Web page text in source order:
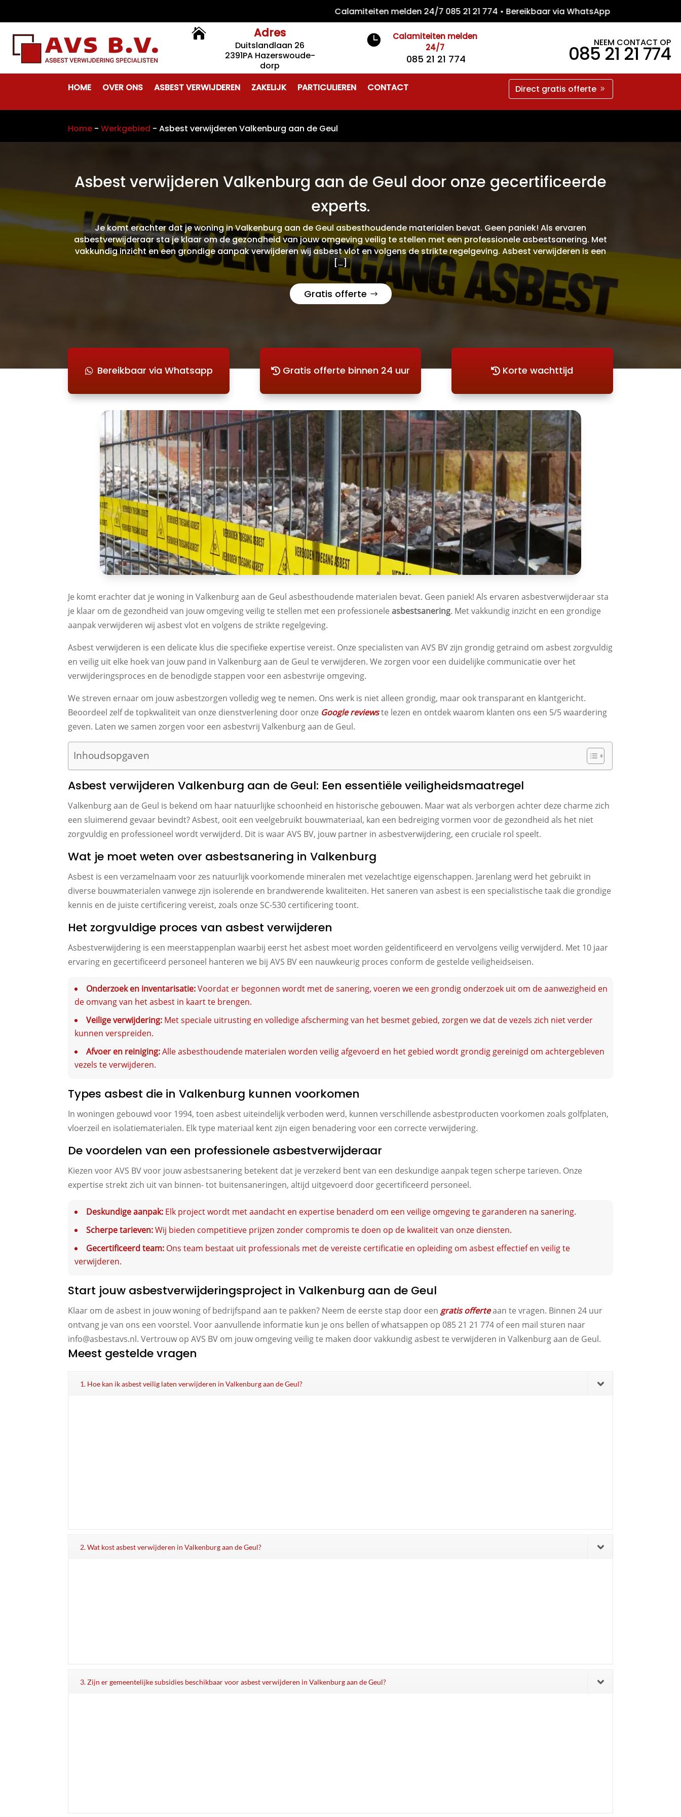
Calamiteiten melden 24/7 085 21 21 774 • Bereikbaar via WhatsApp •
 Adres
Duitslandlaan 26
2391PA Hazerswoude-
dorp

Calamiteiten melden
24/7
085 21 21 774
NEEM CONTACT OP
085 21 21 774
HOME OVER ONS ASBEST VERWIJDEREN ZAKELIJK PARTICULIEREN CONTACT Direct gratis offerte
Home -Werkgebied -Asbest verwijderen Valkenburg aan de Geul
Asbest verwijderen Valkenburg aan de Geul door onze gecertificeerde
experts.
Je komt erachter dat je woning in Valkenburg aan de Geul asbesthoudende materialen bevat. Geen paniek! Als ervaren
asbestverwijderaar sta je klaar om de gezondheid van jouw omgeving veilig te stellen met een professionele asbestsanering. Met
vakkundig inzicht en een grondige aanpak verwijderen wij asbest vlot en volgens de strikte regelgeving. Asbest verwijderen is een
[…]
Gratis offerte
Bereikbaar via Whatsapp Gratis offerte binnen 24 uur Korte wachttijd
Je komt erachter dat je woning in Valkenburg aan de Geul asbesthoudende materialen bevat. Geen paniek! Als ervaren asbestverwijderaar sta
je klaar om de gezondheid van jouw omgeving veilig te stellen met een professioneleasbestsanering. Met vakkundig inzicht en een grondige
aanpak verwijderen wij asbest vlot en volgens de strikte regelgeving.
Asbest verwijderen is een delicate klus die specifieke expertise vereist. Onze specialisten van AVS BV zijn grondig getraind om asbest zorgvuldig
en veilig uit elke hoek van jouw pand in Valkenburg aan de Geul te verwijderen. We zorgen voor een duidelijke communicatie over het
verwijderingsproces en de benodigde stappen voor een asbestvrije omgeving.
We streven ernaar om jouw asbestzorgen volledig weg te nemen. Ons werk is niet alleen grondig, maar ook transparant en klantgericht.
Beoordeel zelf de topkwaliteit van onze dienstverlening door onze Google reviewste lezen en ontdek waarom klanten ons een 5/5 waardering
geven. Laten we samen zorgen voor een asbestvrij Valkenburg aan de Geul.
Inhoudsopgaven
Asbest verwijderen Valkenburg aan de Geul: Een essentiële veiligheidsmaatregel
Valkenburg aan de Geul is bekend om haar natuurlijke schoonheid en historische gebouwen. Maar wat als verborgen achter deze charme zich
een sluimerend gevaar bevindt? Asbest, ooit een veelgebruikt bouwmateriaal, kan een bedreiging vormen voor de gezondheid als het niet
zorgvuldig en professioneel wordt verwijderd. Dit is waar AVS BV, jouw partner in asbestverwijdering, een cruciale rol speelt.
Wat je moet weten over asbestsanering in Valkenburg
Asbest is een verzamelnaam voor zes natuurlijk voorkomende mineralen met vezelachtige eigenschappen. Jarenlang werd het gebruikt in
diverse bouwmaterialen vanwege zijn isolerende en brandwerende kwaliteiten. Het saneren van asbest is een specialistische taak die grondige
kennis en de juiste certificering vereist, zoals onze SC-530 certificering toont.
Het zorgvuldige proces van asbest verwijderen
Asbestverwijdering is een meerstappenplan waarbij eerst het asbest moet worden geïdentificeerd en vervolgens veilig verwijderd. Met 10 jaar
ervaring en gecertificeerd personeel hanteren we bij AVS BV een nauwkeurig proces conform de gestelde veiligheidseisen.
Onderzoek en inventarisatie:Voordat er begonnen wordt met de sanering, voeren we een grondig onderzoek uit om de aanwezigheid en
de omvang van het asbest in kaart te brengen.
Veilige verwijdering: Met speciale uitrusting en volledige afscherming van het besmet gebied, zorgen we dat de vezels zich niet verder
kunnen verspreiden.
Afvoer en reiniging:Alle asbesthoudende materialen worden veilig afgevoerd en het gebied wordt grondig gereinigd om achtergebleven
vezels te verwijderen.
Types asbest die in Valkenburg kunnen voorkomen
In woningen gebouwd voor 1994, toen asbest uiteindelijk verboden werd, kunnen verschillende asbestproducten voorkomen zoals golfplaten,
vloerzeil en isolatiematerialen. Elk type materiaal kent zijn eigen benadering voor een correcte verwijdering.
De voordelen van een professionele asbestverwijderaar
Kiezen voor AVS BV voor jouw asbestsanering betekent dat je verzekerd bent van een deskundige aanpak tegen scherpe tarieven. Onze
expertise strekt zich uit van binnen- tot buitensaneringen, altijd uitgevoerd door gecertificeerd personeel.
Deskundige aanpak: Elk project wordt met aandacht en expertise benaderd om een veilige omgeving te garanderen na sanering.
Scherpe tarieven:Wij bieden competitieve prijzen zonder compromis te doen op de kwaliteit van onze diensten.
Gecertificeerd team: Ons team bestaat uit professionals met de vereiste certificatie en opleiding om asbest effectief en veilig te
verwijderen.
Start jouw asbestverwijderingsproject in Valkenburg aan de Geul
Klaar om de asbest in jouw woning of bedrijfspand aan te pakken? Neem de eerste stap door eengratis offerteaan te vragen. Binnen 24 uur
ontvang je van ons een voorstel. Voor aanvullende informatie kun je ons bellen of whatsappen op 085 21 21 774 of een mail sturen naar
info@asbestavs.nl. Vertrouw op AVS BV om jouw omgeving veilig te maken door vakkundig asbest te verwijderen in Valkenburg aan de Geul.
Meest gestelde vragen
1. Hoe kan ik asbest veilig laten verwijderen in Valkenburg aan de Geul?
2. Wat kost asbest verwijderen in Valkenburg aan de Geul?
3. Zijn er gemeentelijke subsidies beschikbaar voor asbest verwijderen in Valkenburg aan de Geul?